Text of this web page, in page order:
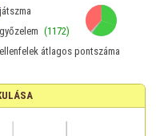
játszma
győzelem (1172)
ellenfelek átlagos pontszáma